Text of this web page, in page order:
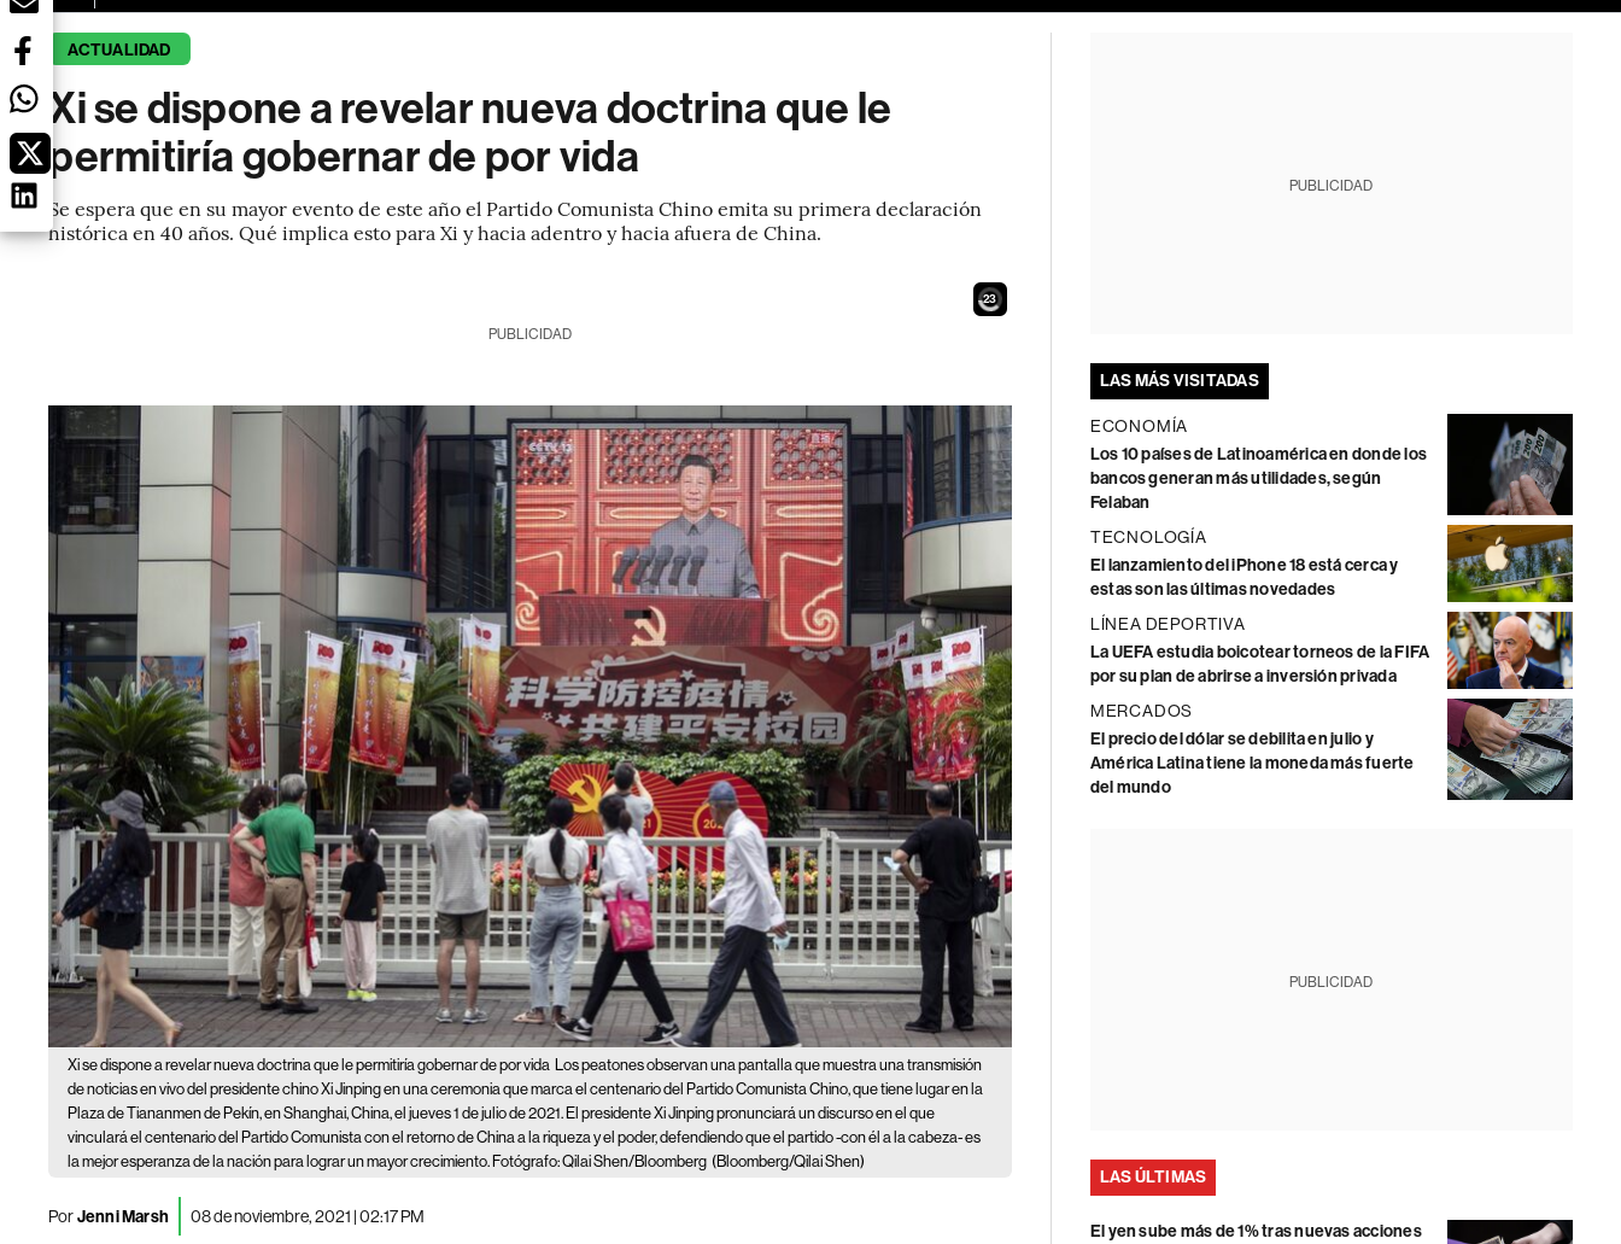
ACTUALIDAD
Xi se dispone a revelar nueva doctrina que le
permitiría gobernar de por vida
Se espera que en su mayor evento de este año el Partido Comunista Chino emita su primera declaración
histórica en 40 años. Qué implica esto para Xi y hacia adentro y hacia afuera de China.
22
PUBLICIDAD
Xi se dispone a revelar nueva doctrina que le permitiría gobernar de por vida Los peatones observan una pantalla que muestra una transmisión
de noticias en vivo del presidente chino Xi Jinping en una ceremonia que marca el centenario del Partido Comunista Chino, que tiene lugar en la
Plaza de Tiananmen de Pekín, en Shanghai, China, el jueves 1 de julio de 2021. El presidente Xi Jinping pronunciará un discurso en el que
vinculará el centenario del Partido Comunista con el retorno de China a la riqueza y el poder, defendiendo que el partido -con él a la cabeza- es
la mejor esperanza de la nación para lograr un mayor crecimiento. Fotógrafo: Qilai Shen/Bloomberg (Bloomberg/Qilai Shen)
PorJenni Marsh 08 de noviembre, 2021 | 02:17 PM
PUBLICIDAD
LAS MÁS VISITADAS
ECONOMÍA
Los 10 países de Latinoamérica en donde los
bancos generan más utilidades, según
Felaban
TECNOLOGÍA
El lanzamiento del iPhone 18 está cerca y
estas son las últimas novedades
LÍNEA DEPORTIVA
La UEFA estudia boicotear torneos de la FIFA
por su plan de abrirse a inversión privada
MERCADOS
El precio del dólar se debilita en julio y
América Latina tiene la moneda más fuerte
del mundo
PUBLICIDAD
LAS ÚLTIMAS
El yen sube más de 1% tras nuevas acciones